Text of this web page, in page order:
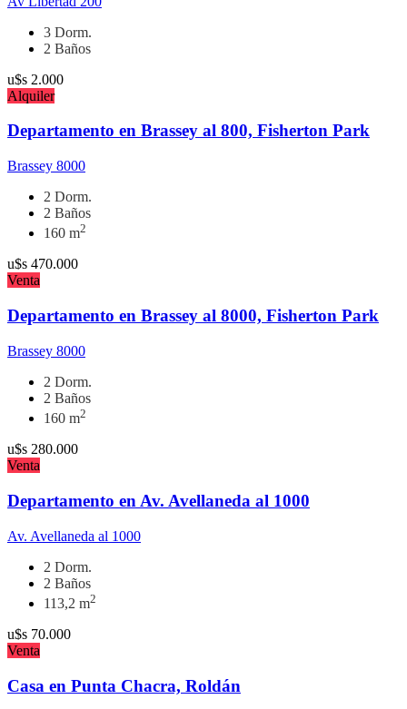
3 Dorm.
2 Baños
u$s 2.000
Alquiler
Departamento en Brassey al 800, Fisherton Park
Brassey 8000
2 Dorm.
2 Baños
160 m2
u$s 470.000
Venta
Departamento en Brassey al 8000, Fisherton Park
Brassey 8000
2 Dorm.
2 Baños
160 m2
u$s 280.000
Venta
Departamento en Av. Avellaneda al 1000
Av. Avellaneda al 1000
2 Dorm.
2 Baños
113,2 m2
u$s 70.000
Venta
Casa en Punta Chacra, Roldán